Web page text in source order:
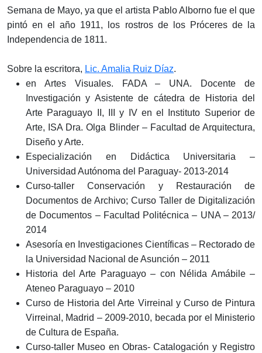
Semana de Mayo, ya que el artista Pablo Alborno fue el que
pintó en el año 1911, los rostros de los Próceres de la
Independencia de 1811.
Sobre la escritora, Lic. Amalia Ruiz Díaz.
en Artes Visuales. FADA – UNA. Docente de
Investigación y Asistente de cátedra de Historia del
Arte Paraguayo II, III y IV en el Instituto Superior de
Arte, ISA Dra. Olga Blinder – Facultad de Arquitectura,
Diseño y Arte.
Especialización en Didáctica Universitaria –
Universidad Autónoma del Paraguay- 2013-2014
Curso-taller Conservación y Restauración de
Documentos de Archivo; Curso Taller de Digitalización
de Documentos – Facultad Politécnica – UNA – 2013/
2014
Asesoría en Investigaciones Científicas – Rectorado de
la Universidad Nacional de Asunción – 2011
Historia del Arte Paraguayo – con Nélida Amábile –
Ateneo Paraguayo – 2010
Curso de Historia del Arte Virreinal y Curso de Pintura
Virreinal, Madrid – 2009-2010, becada por el Ministerio
de Cultura de España.
Curso-taller Museo en Obras- Catalogación y Registro